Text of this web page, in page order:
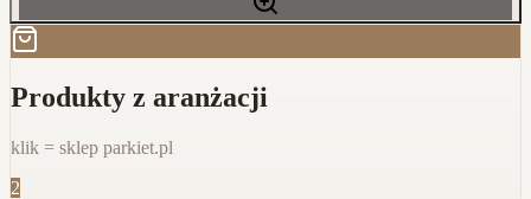
Produkty z aranżacji
klik = sklep parkiet.pl
2